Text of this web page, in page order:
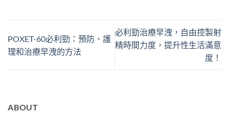
POXET-60必利勁：預防、護
理和治療早洩的方法
必利勁治療早洩，自由控製射
精時間力度，提升性生活滿意
度！
ABOUT